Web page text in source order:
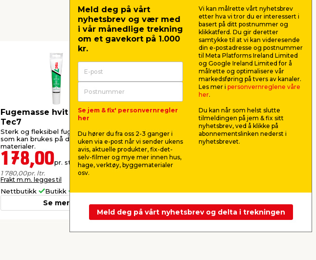
Fugemasse hvit 100 ml
Tec7
Sterk og fleksibel fugemasse
som kan brukes på de fleste
materialer.
178,00pr. stk.
1 780,00pr. ltr.
Frakt m.m. legges til
Nettbutikk Butikk
Se mer
Natria fluefanger 4 stk.
Luktfri fluefanger til innendørs
bruk. 4 stk.
69,90
Nettbutikk Butikk
Se mer
Meld deg på vårt
nyhetsbrev og vær med
i vår månedlige trekning
om et gavekort på 1.000
kr.
Se jem & fix' personvernregler
her
Du hører du fra oss 2-3 ganger i
uken via e-post når vi sender ukens
avis, aktuelle produkter, fix-det-
selv-filmer og mye mer innen hus,
hage, verktøy, byggematerialer
osv.
Vi kan målrette vårt nyhetsbrev
etter hva vi tror du er interessert i
basert på ditt postnummer og
klikkatferd. Du gir deretter
samtykke til at vi kan videresende
din e-postadresse og postnummer
til Meta Platforms Ireland Limited
og Google Ireland Limited for å
målrette og optimalisere vår
markedsføring på tvers av kanaler.
Les mer i personvernreglene våre
her.
Du kan når som helst slutte
tilmeldingen på jem & fix sitt
nyhetsbrev, ved å klikke på
abonnementslinken nederst i
nyhetsbrevet.
Meld deg på vårt nyhetsbrev og delta i trekningen